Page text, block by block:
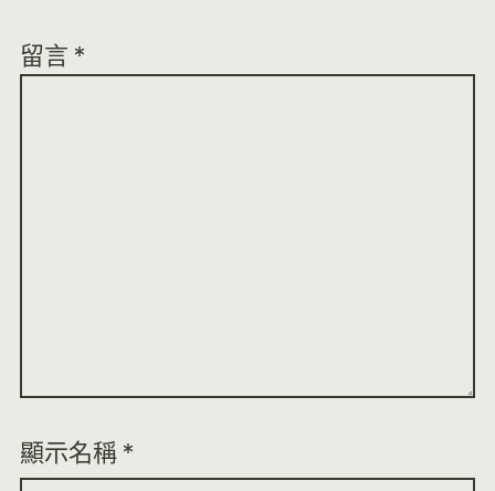
留言 *
顯示名稱 *